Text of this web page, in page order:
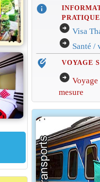
info
arrow_circle_right Visa
arrow_circle_right Santé /
edit_location_alt VOYAGE
arrow_circle_right
mesure